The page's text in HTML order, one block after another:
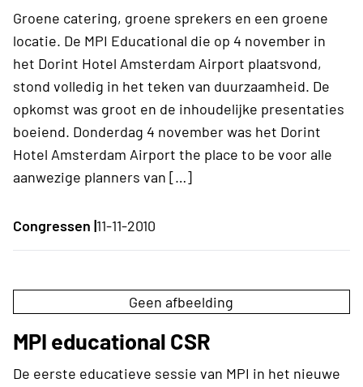
Groene catering, groene sprekers en een groene
locatie. De MPI Educational die op 4 november in
het Dorint Hotel Amsterdam Airport plaatsvond,
stond volledig in het teken van duurzaamheid. De
opkomst was groot en de inhoudelijke presentaties
boeiend. Donderdag 4 november was het Dorint
Hotel Amsterdam Airport the place to be voor alle
aanwezige planners van […]
Congressen |11-11-2010
Geen afbeelding
MPI educational CSR
De eerste educatieve sessie van MPI in het nieuwe